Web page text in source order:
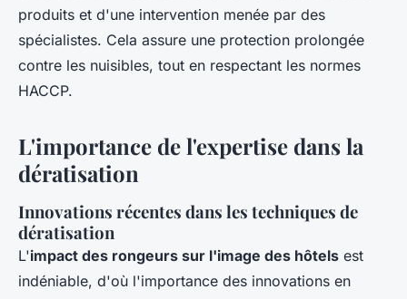
produits et d'une intervention menée par des
spécialistes. Cela assure une protection prolongée
contre les nuisibles, tout en respectant les normes
HACCP.
L'importance de l'expertise dans la
dératisation
Innovations récentes dans les techniques de
dératisation
L'impact des rongeurs sur l'image des hôtels est
indéniable, d'où l'importance des innovations en